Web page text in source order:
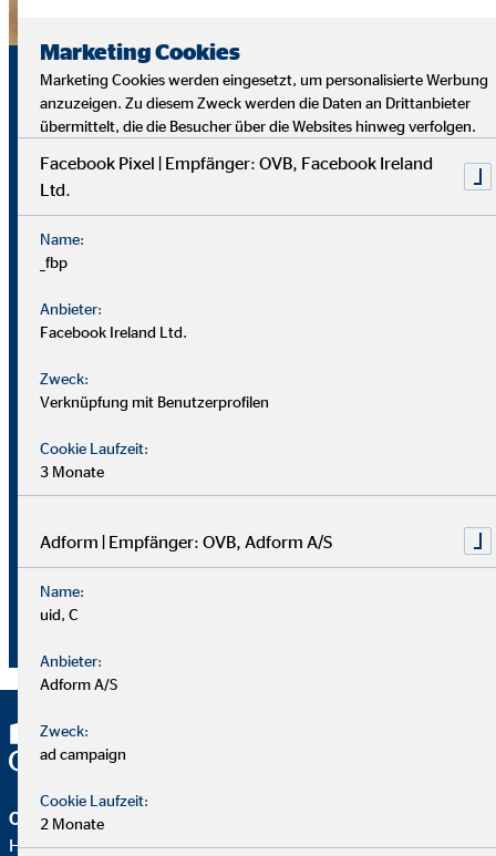
Sicherheit, Chancen und
echte Perspektiven
Für uns zählt nicht dein Lebenslauf, sondern wer du bist und
was du erreichen möchtest. Wichtiger sind deine
zwischenmenschlichen und persönlichen Stärken.
Du solltest offen, kontaktfreudig und freundlich auftreten
und klar kommunizieren können. Empathie hilft dir, dich in
Überblick im Arbeitsalltag sowie analytische Fähigkeiten,
um die Ziele deiner Kund
Starte auch du als OVB Finanzberater*in durch!
OVB Vermögensberatung AG
Heumarkt 1
Marketing Cookies
Marketing Cookies werden eingesetzt, um personalisierte Werbung
anzuzeigen. Zu diesem Zweck werden die Daten an Drittanbieter
übermittelt, die die Besucher über die Websites hinweg verfolgen.
Facebook Pixel | Empfänger: OVB, Facebook Ireland
Ltd.
Name:
_fbp
Anbieter:
Facebook Ireland Ltd.
Zweck:
Verknüpfung mit Benutzerprofilen
Cookie Laufzeit:
3 Monate
Adform | Empfänger: OVB, Adform A/S
Name:
uid, C
Anbieter:
Adform A/S
Zweck:
ad campaign
Cookie Laufzeit:
2 Monate